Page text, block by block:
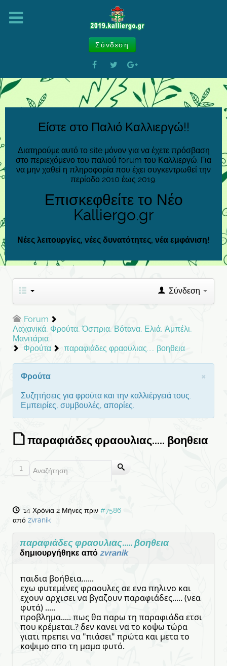
Σύνδεση
Είστε στο Παλιό Καλλιεργώ!!
Διατηρούμε αυτό το site μόνον για να έχετε πρόσβαση
στο περιεχόμενο του παλιού forum του Καλλιεργώ. Για
να μην χαθεί η πληροφορία που έχει συγκεντρωθεί την
περίοδο 2010 έως 2019.
Επισκεφθείτε το Νέο
Kalliergo.gr
Νέες λειτουργίες, νέες δυνατότητες, νέα εμφάνιση!
Σύνδεση
Forum
Λαχανικά, Φρούτα, Όσπρια, Βότανα, Ελιά, Αμπέλι,
Μανιτάρια
Φρούτα
παραφιάδες φραουλιας..... βοηθεια
×
Φρούτα
Συζητήσεις για φρούτα και την καλλιέργειά τους.
Εμπειρίες, συμβουλές, απορίες.
παραφιάδες φραουλιας..... βοηθεια
1
14 Χρόνια 2 Μήνες πριν #7586
από zvranik
παραφιάδες φραουλιας..... βοηθεια
δημιουργήθηκε από zvranik
παιδια βοήθεια......
εχω φυτεμένες φραουλες σε ενα πηλινο και
εχουν αρχισει να βγαζουν παραφιάδες..... (νεα
φυτά) .....
προβλημα..... πως θα παρω τη παραφιάδα ετσι
που κρέμεται.? δεν κανει να το κοψω τώρα
γιατι πρεπει να "πιάσει" πρώτα και μετα το
κοψιμο απο τη μαμα φυτό.